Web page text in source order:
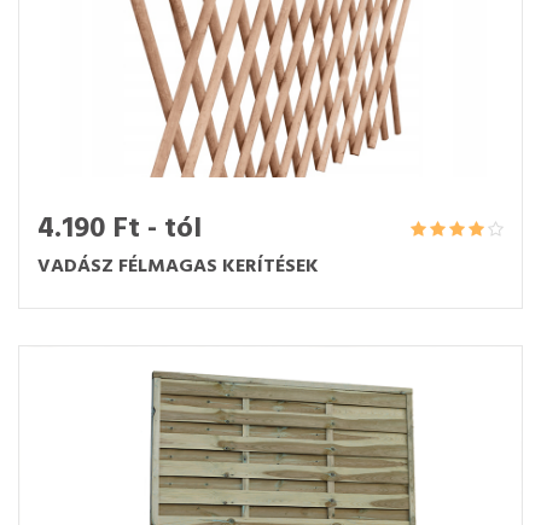
4.190 Ft - tól
VADÁSZ FÉLMAGAS KERÍTÉSEK